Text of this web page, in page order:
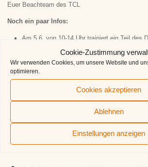
Cookie-Zustimmung
Wir verwenden Cookies, um unsere Website und
optimieren.
Cookies akzeptieren
Ablehnen
Einstellungen anzeigen
Euer Beachteam des TCL
Noch ein paar Infos:
Am 5.6. von 10-14 Uhr trainiert ein Teil des
unserer Anlage
Aufgrund des Turniers sind die Beachplätze
gesperrt, werden die Plätze nicht benötigt,
gespielt werden.
Wir starten voraussichtlich im Juni wieder
Montagsbeach (offenes Training/Spielen)-
Unser erstes Kultbeach findet vor. am 9.7.